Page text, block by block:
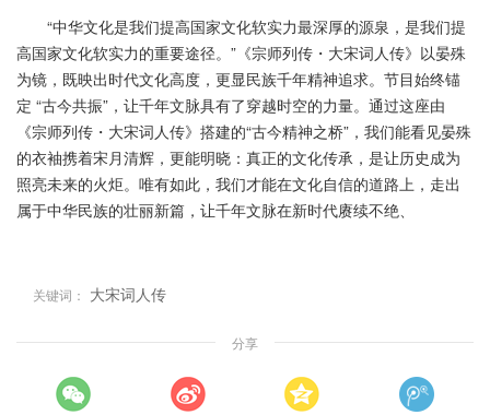
“中华文化是我们提高国家文化软实力最深厚的源泉，是我们提
高国家文化软实力的重要途径。”《宗师列传・大宋词人传》以晏殊
为镜，既映出时代文化高度，更显民族千年精神追求。节目始终锚
定 “古今共振”，让千年文脉具有了穿越时空的力量。通过这座由
《宗师列传・大宋词人传》搭建的“古今精神之桥”，我们能看见晏殊
的衣袖携着宋月清辉，更能明晓：真正的文化传承，是让历史成为
照亮未来的火炬。唯有如此，我们才能在文化自信的道路上，走出
属于中华民族的壮丽新篇，让千年文脉在新时代赓续不绝、
关键词： 大宋词人传
分享